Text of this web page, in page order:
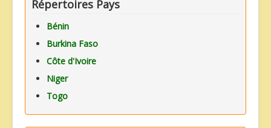
Répertoires Pays
Bénin
Burkina Faso
Côte d'Ivoire
Niger
Togo